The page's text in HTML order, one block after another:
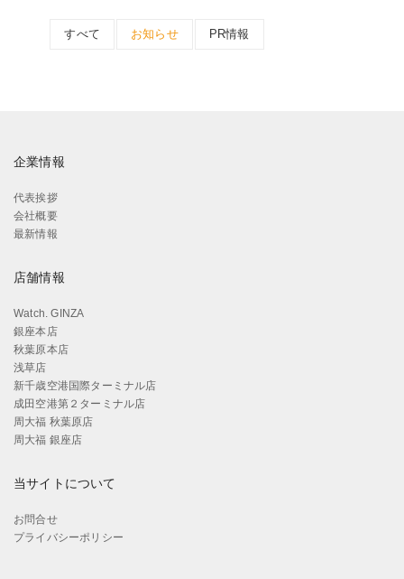
すべて お知らせ PR情報
企業情報
代表挨拶
会社概要
最新情報
店舗情報
Watch. GINZA
銀座本店
秋葉原本店
浅草店
新千歳空港国際ターミナル店
成田空港第２ターミナル店
周大福 秋葉原店
周大福 銀座店
当サイトについて
お問合せ
プライバシーポリシー